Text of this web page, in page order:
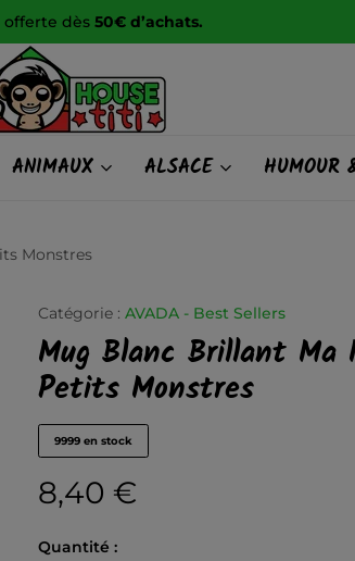
offerte dès 50€ d’achats.
ANIMAUX ALSACE HUMOUR
Monstres
Catégorie : AVADA - Best Sellers
Mug Blanc Brillant Ma
Petits Monstres
9999 en stock
8,40 €
Quantité :